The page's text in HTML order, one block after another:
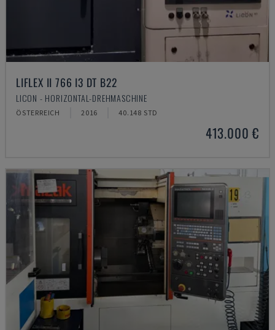
LIFLEX II 766 I3 DT B22
LICON - HORIZONTAL-DREHMASCHINE
ÖSTERREICH 2016 40.148 STD
413.000 €